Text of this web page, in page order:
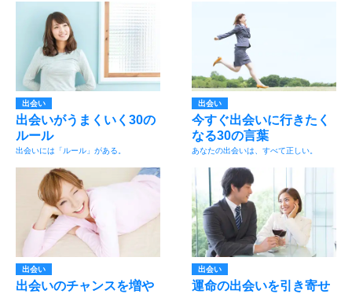
出会い
出会いがうまくいく30の
ルール
出会いには「ルール」がある。
出会い
今すぐ出会いに行きたく
なる30の言葉
あなたの出会いは、すべて正しい。
出会い
出会いのチャンスを増や
出会い
運命の出会いを引き寄せ